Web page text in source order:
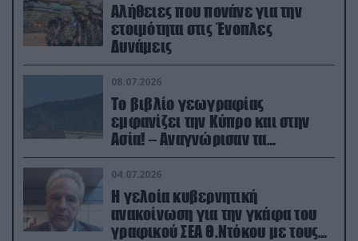
Αλήθειες που πονάνε για την
ετοιμότητα στις Ένοπλες
Δυνάμεις
08.07.2026
Το βιβλίο γεωγραφίας
εμφανίζει την Κύπρο και στην
Ασία! – Αναγνώρισαν τα
κατεχόμενα; (φωτο)
04.07.2026
Η γελοία κυβερνητική
ανακοίνωση για την γκάφα του
γραφικού ΣΕΑ Θ.Ντόκου με τους